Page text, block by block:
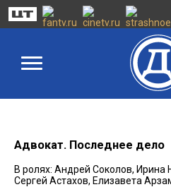
Адвокат. Последнее дело
В ролях: Андрей Соколов, Ирина
Сергей Астахов, Елизавета